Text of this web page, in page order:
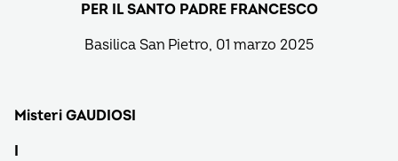
PER IL SANTO PADRE FRANCESCO
Basilica San Pietro, 01 marzo 2025
Misteri GAUDIOSI
I